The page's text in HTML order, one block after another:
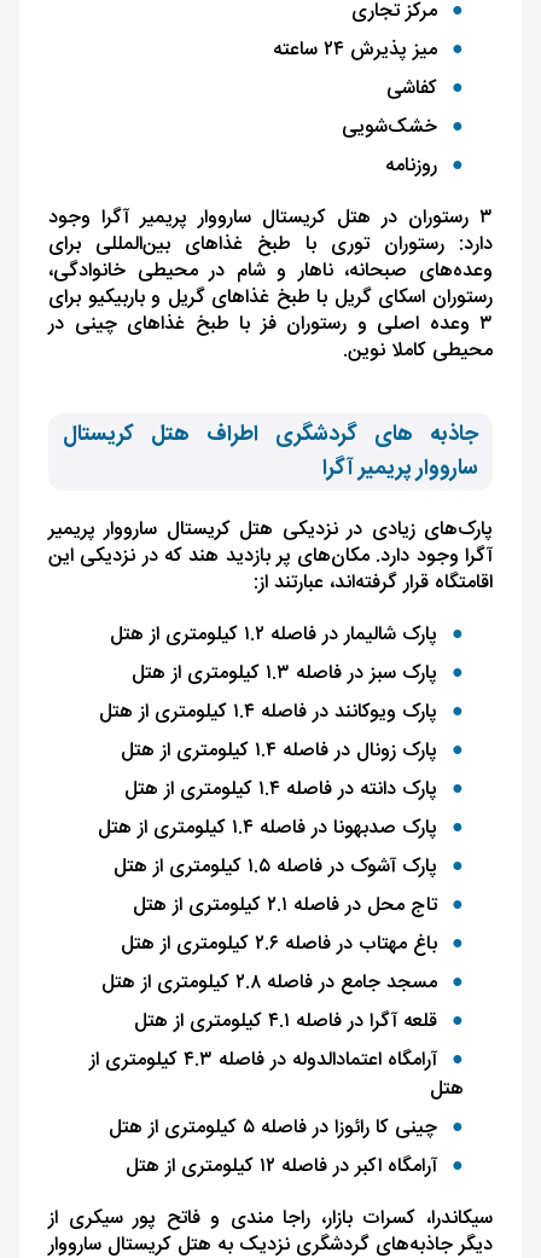
مرکز تجاری
میز پذیرش ۲۴ ساعته
کفاشی
خشک‌شویی
روزنامه
۳ رستوران در هتل کریستال سارووار پریمیر آگرا وجود
دارد: رستوران توری با طبخ غذاهای بین‌المللی برای
وعده‌های صبحانه، ناهار و شام در محیطی خانوادگی،
رستوران اسکای گریل با طبخ غذاهای گریل و باربیکیو برای
۳ وعده اصلی و رستوران فز با طبخ غذاهای چینی در
محیطی کاملا نوین.
جاذبه های گردشگری اطراف هتل کریستال
سارووار پریمیر آگرا
پارک‌های زیادی در نزدیکی هتل کریستال سارووار پریمیر
آگرا وجود دارد. مکان‌های پر بازدید هند که در نزدیکی این
اقامتگاه قرار گرفته‌اند، عبارتند از:
پارک شالیمار در فاصله ۱.۲ کیلومتری از هتل
پارک سبز در فاصله ۱.۳ کیلومتری از هتل
پارک ویوکانند در فاصله ۱.۴ کیلومتری از هتل
پارک زونال در فاصله ۱.۴ کیلومتری از هتل
پارک دانته در فاصله ۱.۴ کیلومتری از هتل
پارک صدبهونا در فاصله ۱.۴ کیلومتری از هتل
پارک آشوک در فاصله ۱.۵ کیلومتری از هتل
تاج محل در فاصله ۲.۱ کیلومتری از هتل
باغ مهتاب در فاصله ۲.۶ کیلومتری از هتل
مسجد جامع در فاصله ۲.۸ کیلومتری از هتل
قلعه آگرا در فاصله ۴.۱ کیلومتری از هتل
آرامگاه اعتمادالدوله در فاصله ۴.۳ کیلومتری از
هتل
چینی کا رائوزا در فاصله ۵ کیلومتری از هتل
آرامگاه اکبر در فاصله ۱۲ کیلومتری از هتل
سیکاندرا، کسرات بازار، راجا مندی و فاتح پور سیکری از
دیگر جاذبه‌های گردشگری نزدیک به هتل کریستال سارووار